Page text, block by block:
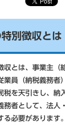
別徴収とは
とは、事業主（
業員（納税義務者
税を天引きし、納
者として、法人
る必要があります。